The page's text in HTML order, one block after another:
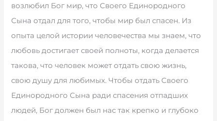
возлюбил Бог мир, что Своего Единородного
Сына отдал для того, чтобы мир был спасен. Из
опыта целой истории человечества мы знаем, что
любовь достигает своей полноты, когда делается
такова, что человек может отдать свою жизнь,
свою душу для любимых. Чтобы отдать Своего
Единородного Сына ради спасения отпадших
людей, Бог должен был нас так крепко и глубоко